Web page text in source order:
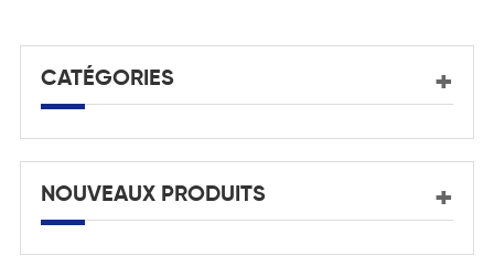
CATÉGORIES
NOUVEAUX PRODUITS